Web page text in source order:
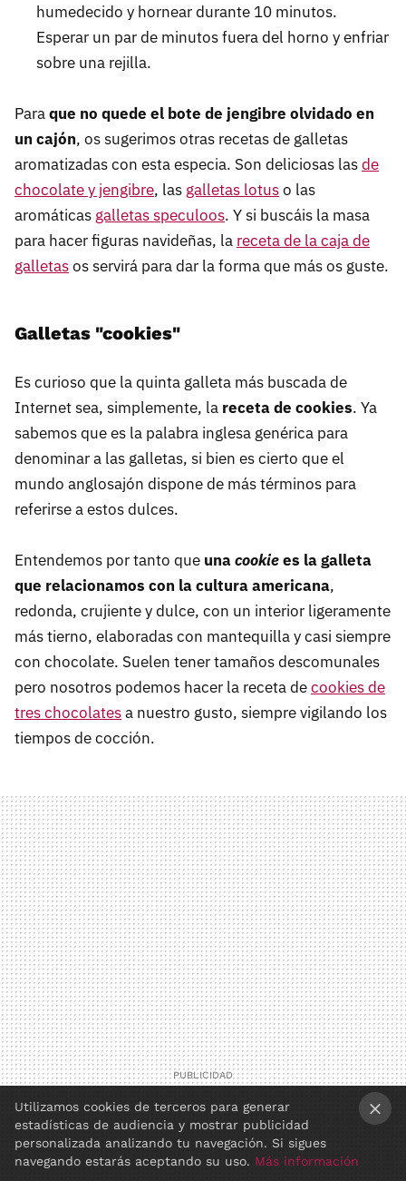
humedecido y hornear durante 10 minutos.
Esperar un par de minutos fuera del horno y enfriar
sobre una rejilla.
Paraque no quede el bote de jengibre olvidado en
un cajón, os sugerimos otras recetas de galletas
aromatizadas con esta especia. Son deliciosas lasde
chocolate y jengibre, las galletas lotuso las
aromáticas galletas speculoos. Y si buscáis la masa
para hacer figuras navideñas, la receta de la caja de
galletasos servirá para dar la forma que más os guste.
Galletas "cookies"
Es curioso que la quinta galleta más buscada de
Internet sea, simplemente, la receta de cookies. Ya
sabemos que es la palabra inglesa genérica para
denominar a las galletas, si bien es cierto que el
mundo anglosajón dispone de más términos para
referirse a estos dulces.
Entendemos por tanto que unacookiees la galleta
que relacionamos con la cultura americana,
redonda, crujiente y dulce, con un interior ligeramente
más tierno, elaboradas con mantequilla y casi siempre
con chocolate. Suelen tener tamaños descomunales
pero nosotros podemos hacer la receta decookies de
tres chocolatesa nuestro gusto, siempre vigilando los
tiempos de cocción.
Utilizamos cookies de terceros para generar
estadísticas de audiencia y mostrar publicidad
personalizada analizando tu navegación. Si sigues
navegando estarás aceptando su uso. Más información